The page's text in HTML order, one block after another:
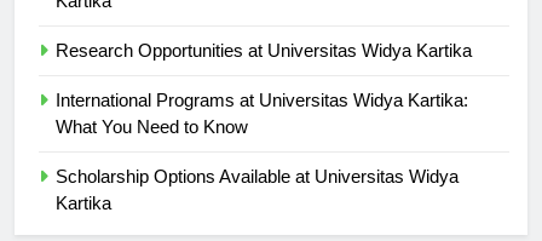
International Programs at Universitas Widya Kartika:
Scholarship Options Available at Universitas Widya